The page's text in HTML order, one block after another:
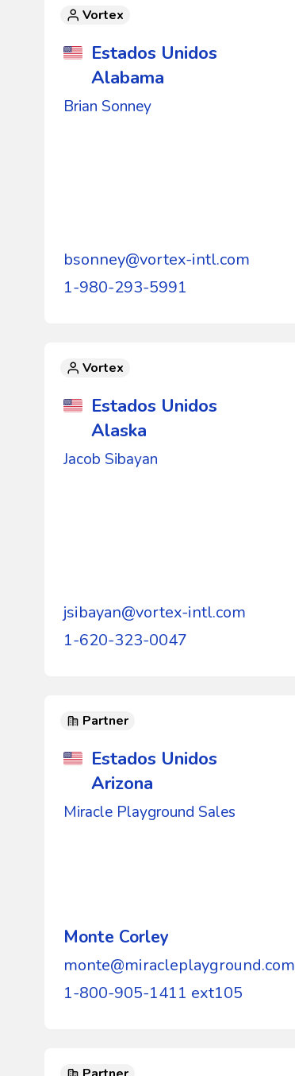
Vortex
Estados Unidos
Alabama
Brian Sonney
bsonney@vortex-intl.com
1-980-293-5991
Vortex
Estados Unidos
Alaska
Jacob Sibayan
jsibayan@vortex-intl.com
1-620-323-0047
Partner
Estados Unidos
Arizona
Miracle Playground Sales
Monte Corley
monte@miracleplayground.com
1-800-905-1411 ext105